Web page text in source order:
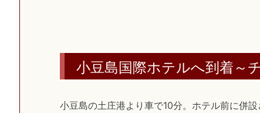
小豆島国際ホテルへ到着～
小豆島の土庄港より車で10分。ホテル前に併